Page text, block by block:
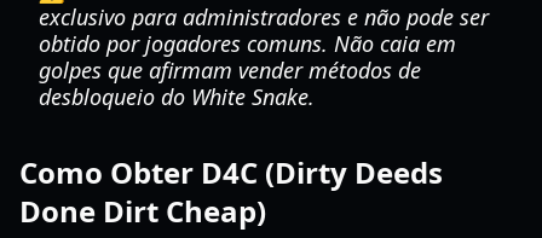
exclusivo para administradores e não pode ser
obtido por jogadores comuns. Não caia em
golpes que afirmam vender métodos de
desbloqueio do White Snake.
Como Obter D4C (Dirty Deeds
Done Dirt Cheap)